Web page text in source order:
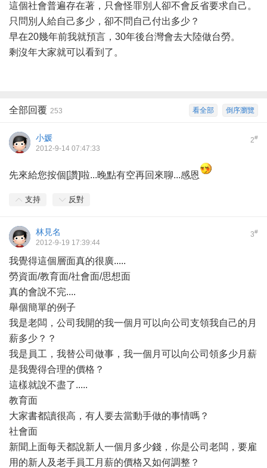
這個社會普遍存在著，只會怪罪別人卻不會反省要求自己。
只問別人給自己多少，卻不問自己付出多少？
早在20幾年前我就預言，30年後台灣會去大陸做台勞。
剩沒年大家就可以看到了。
倒序瀏覽
看全部
全部回覆 253
2#
小媛
2012-9-14 07:47:33
先來給您按個[讚]啦...晚點有空再回來聊...感恩
支持 反對
3#
林見名
2012-9-19 17:39:44
我覺得這個層面真的很廣.....
勞資面/教育面/社會面/思想面
真的會說不完....
舉個簡單的例子
我是老闆，公司我開的我一個月可以向公司支領我自己的月
薪多少？？
我是員工，我替公司做事，我一個月可以向公司領多少月薪
是我覺得合理的價格？
這樣就說不盡了.....
教育面
大家書都讀很高，有人要去當動手做的事情嗎？
社會面
新聞上面每天都說新人一個月多少錢，你是公司老闆，要雇
用的新人及老手員工月薪的價格又如何調整？